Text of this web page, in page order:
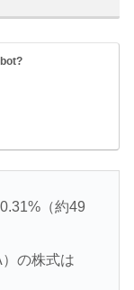
（約49
の株式は